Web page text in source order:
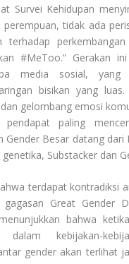
Survei Kehidupan
perempuan, tidak ada
terhadap
#MeToo.” Gerakan
media sosial, yang
bisikan yang
gelombang emosi
paling
Gender Besar datang dari
Substacker dan
terdapat kontradiksi
Great Gender
bahwa
kebijakan-
gender akan terlihat